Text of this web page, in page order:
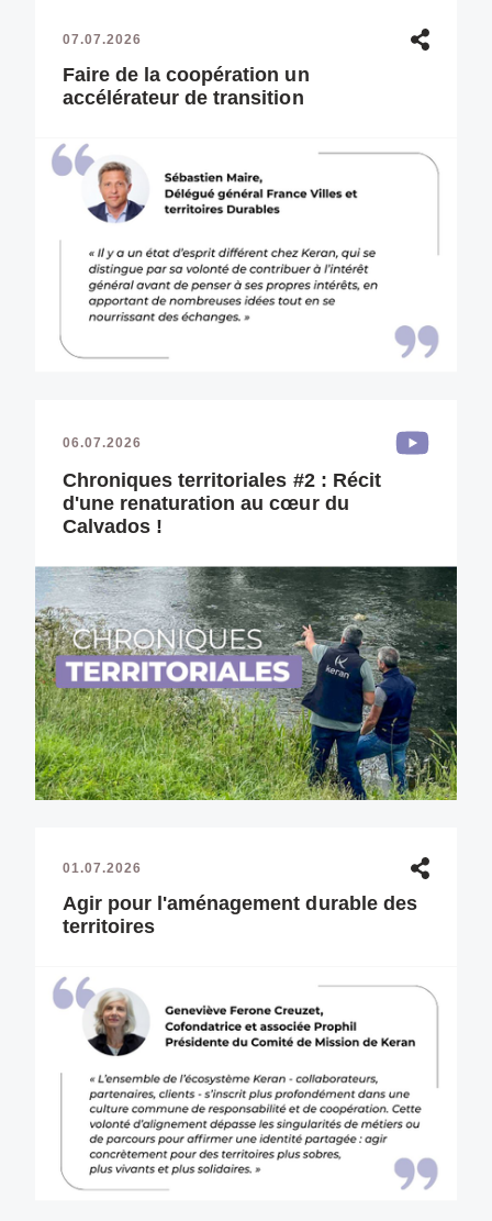
07.07.2026
Faire de la coopération un
accélérateur de transition
06.07.2026
Chroniques territoriales #2 : Récit
d'une renaturation au cœur du
Calvados !
01.07.2026
Agir pour l'aménagement durable des
territoires